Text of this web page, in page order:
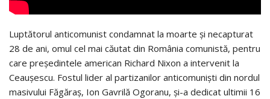
Luptătorul anticomunist condamnat la moarte și necapturat
28 de ani, omul cel mai căutat din România comunistă, pentru
care președintele american Richard Nixon a intervenit la
Ceaușescu. Fostul lider al partizanilor anticomuniști din nordul
masivului Făgăraș, Ion Gavrilă Ogoranu, și-a dedicat ultimii 16